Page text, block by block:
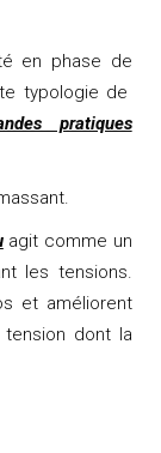
en phase de
typologie de
pratiques
agit comme un
les tensions.
et améliorent
dont la